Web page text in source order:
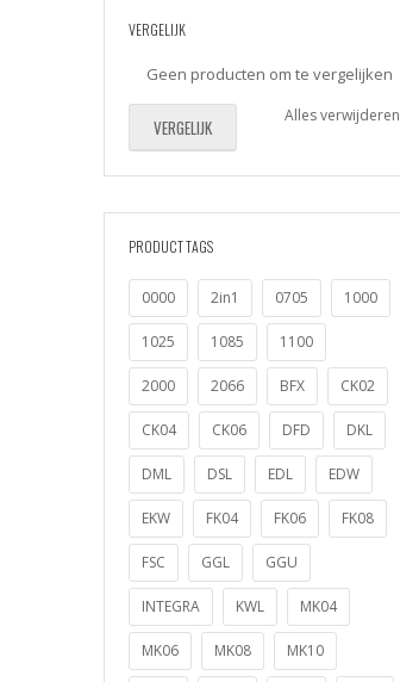
VERGELIJK
Geen producten om te vergelijken
Alles verwijderen
VERGELIJK
PRODUCT TAGS
0000 2in1 0705 1000
1025 1085 1100
2000 2066 BFX CK02
CK04 CK06 DFD DKL
DML DSL EDL EDW
EKW FK04 FK06 FK08
FSC GGL GGU
INTEGRA KWL MK04
MK06 MK08 MK10